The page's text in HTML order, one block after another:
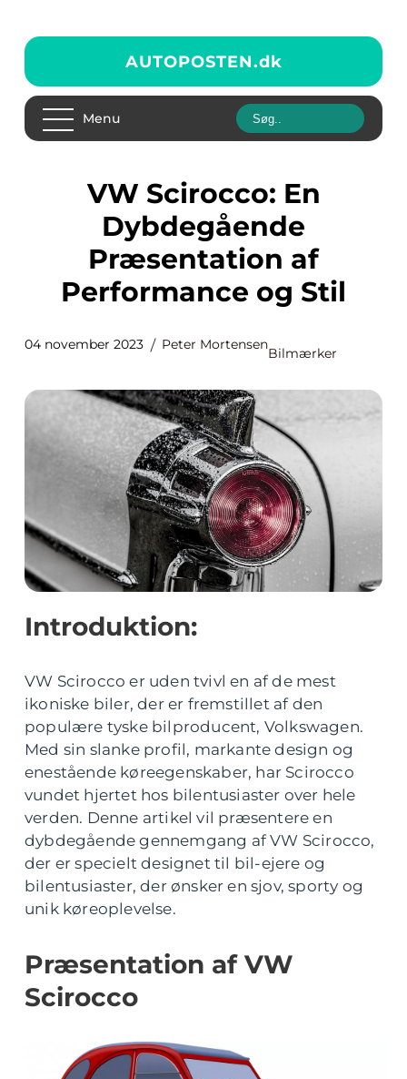
AUTOPOSTEN.dk
Menu
VW Scirocco: En
Dybdegående
Præsentation af
Performance og Stil
04 november 2023 Peter Mortensen
Bilmærker
Introduktion:
VW Scirocco er uden tvivl en af de mest
ikoniske biler, der er fremstillet af den
populære tyske bilproducent, Volkswagen.
Med sin slanke profil, markante design og
enestående køreegenskaber, har Scirocco
vundet hjertet hos bilentusiaster over hele
verden. Denne artikel vil præsentere en
dybdegående gennemgang af VW Scirocco,
der er specielt designet til bil-ejere og
bilentusiaster, der ønsker en sjov, sporty og
unik køreoplevelse.
Præsentation af VW
Scirocco